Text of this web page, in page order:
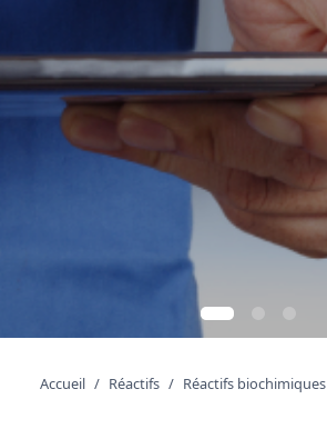
Accueil Réactifs Réactifs biochimiques